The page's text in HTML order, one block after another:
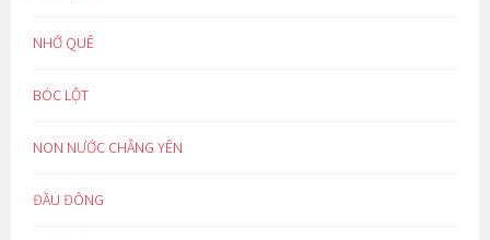
NHỚ QUÊ
BÓC LỘT
NON NƯỚC CHẲNG YÊN
ĐẦU ĐÔNG